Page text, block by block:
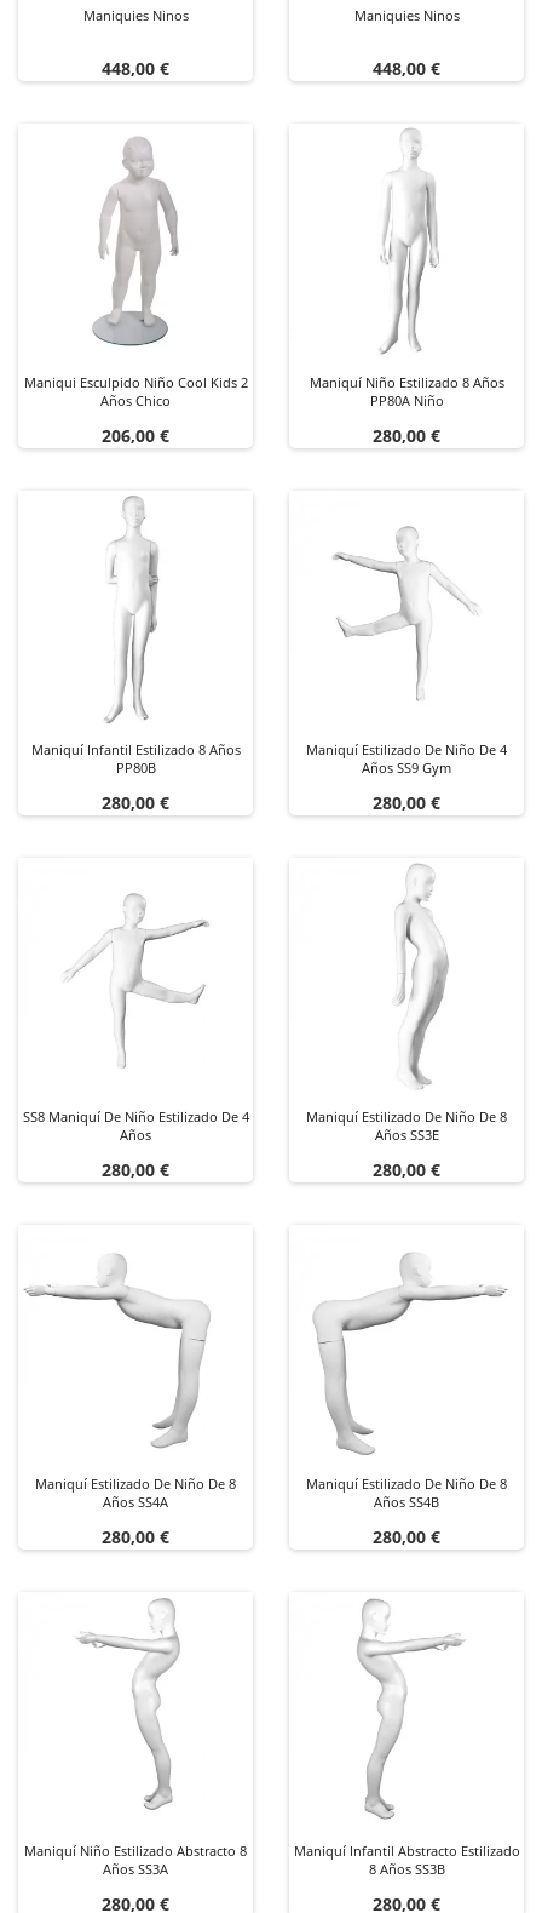
Maniquies Ninos
Precio
448,00 €
Maniquies Ninos
Precio
448,00 €
Maniqui Esculpido Niño Cool Kids 2
Años Chico
Precio
206,00 €
Maniquí Niño Estilizado 8 Años
PP80A Niño
Precio
280,00 €
Maniquí Infantil Estilizado 8 Años
PP80B
Precio
280,00 €
Maniquí Estilizado De Niño De 4
Años SS9 Gym
Precio
280,00 €
SS8 Maniquí De Niño Estilizado De 4
Años
Precio
280,00 €
Maniquí Estilizado De Niño De 8
Años SS3E
Precio
280,00 €
Maniquí Estilizado De Niño De 8
Años SS4A
Precio
280,00 €
Maniquí Estilizado De Niño De 8
Años SS4B
Precio
280,00 €
Maniquí Niño Estilizado Abstracto 8
Años SS3A
Precio
280,00 €
Maniquí Infantil Abstracto Estilizado
8 Años SS3B
Precio
280,00 €